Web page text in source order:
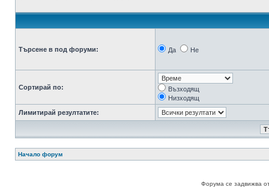
Търсене в под форуми: Да Не
Сортирай по:
Възходящ
Низходящ
Лимитирай резултатите:
Начало форум
Форума се задвижва